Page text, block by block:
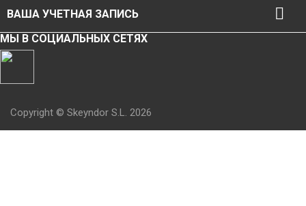
ВАША УЧЕТНАЯ ЗАПИСЬ 
МЫ В СОЦИАЛЬНЫХ СЕТЯХ
Copyright © Skeyndor S.L. 2026